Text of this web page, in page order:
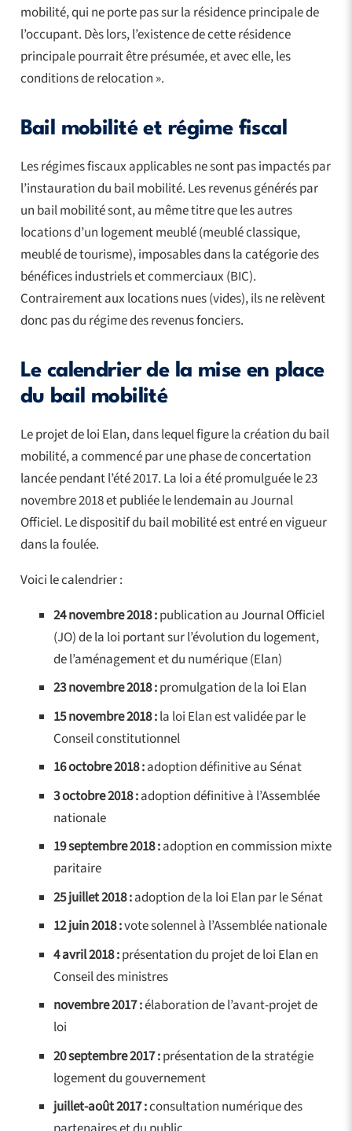
mobilité, qui ne porte pas sur la résidence principale de
l’occupant. Dès lors, l’existence de cette résidence
principale pourrait être présumée, et avec elle, les
conditions de relocation ».
Bail mobilité et régime fiscal
Les régimes fiscaux applicables ne sont pas impactés par
l’instauration du bail mobilité. Les revenus générés par
un bail mobilité sont, au même titre que les autres
locations d’un logement meublé (meublé classique,
meublé de tourisme), imposables dans la catégorie des
bénéfices industriels et commerciaux (BIC).
Contrairement aux locations nues (vides), ils ne relèvent
donc pas du régime des revenus fonciers.
Le calendrier de la mise en place
du bail mobilité
Le projet de loi Elan, dans lequel figure la création du bail
mobilité, a commencé par une phase de concertation
lancée pendant l’été 2017. La loi a été promulguée le 23
novembre 2018 et publiée le lendemain au Journal
Officiel. Le dispositif du bail mobilité est entré en vigueur
dans la foulée.
Voici le calendrier :
24 novembre 2018 :publication au Journal Officiel
(JO) de la loi portant sur l’évolution du logement,
de l’aménagement et du numérique (Elan)
23 novembre 2018 :promulgation de la loi Elan
15 novembre 2018 :la loi Elan est validée par le
Conseil constitutionnel
16 octobre 2018 :adoption définitive au Sénat
3 octobre 2018 :adoption définitive à l’Assemblée
nationale
19 septembre 2018 :adoption en commission mixte
paritaire
25 juillet 2018 :adoption de la loi Elan par le Sénat
12 juin 2018 :vote solennel à l’Assemblée nationale
4 avril 2018 :présentation du projet de loi Elan en
Conseil des ministres
novembre 2017 :élaboration de l’avant-projet de
loi
20 septembre 2017 :présentation de la stratégie
logement du gouvernement
juillet-août 2017 :consultation numérique des